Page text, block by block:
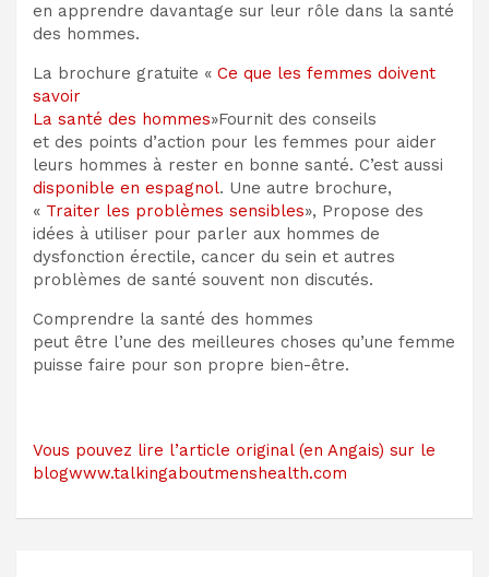
en apprendre davantage sur leur rôle dans la santé
des hommes.
La brochure gratuite « Ce que les femmes doivent
savoir
La santé des hommes»Fournit des conseils
et des points d’action pour les femmes pour aider
leurs hommes à rester en bonne santé. C’est aussi
disponible en espagnol. Une autre brochure,
« Traiter les problèmes sensibles», Propose des
idées à utiliser pour parler aux hommes de
dysfonction érectile, cancer du sein et autres
problèmes de santé souvent non discutés.
Comprendre la santé des hommes
peut être l’une des meilleures choses qu’une femme
puisse faire pour son propre bien-être.
Vous pouvez lire l’article original (en Angais) sur le
blogwww.talkingaboutmenshealth.com